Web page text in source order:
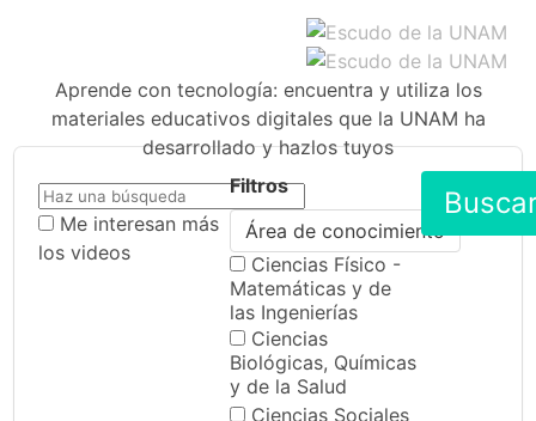
Aprende con tecnología: encuentra y utiliza los
materiales educativos digitales que la UNAM ha
desarrollado y hazlos tuyos
Me interesan más
los videos
Filtros
Área de conocimiento
Ciencias Físico -
Matemáticas y de
las Ingenierías
Ciencias
Biológicas, Químicas
y de la Salud
Ciencias Sociales